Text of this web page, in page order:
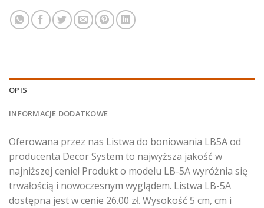
OPIS
INFORMACJE DODATKOWE
Oferowana przez nas Listwa do boniowania LB5A od
producenta Decor System to najwyższa jakość w
najniższej cenie! Produkt o modelu LB-5A wyróżnia się
trwałością i nowoczesnym wyglądem. Listwa LB-5A
dostępna jest w cenie 26.00 zł. Wysokość 5 cm, cm i